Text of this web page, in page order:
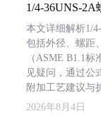
1/4-36UNS-
本文详细解析1/
包括外径、螺距
（ASME B1.1
见疑问，通过公
附加工艺建议与
2026年8月4日